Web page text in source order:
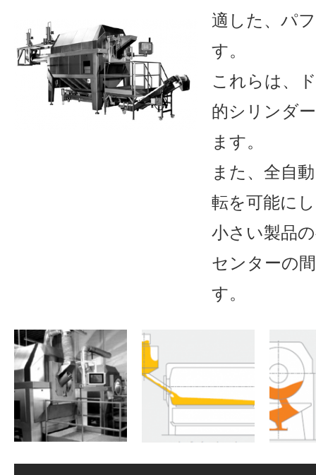
適した、パ
す。
これらは、
的シリンダ
ます。
また、全自
転を可能に
小さい製品
センターの
す。